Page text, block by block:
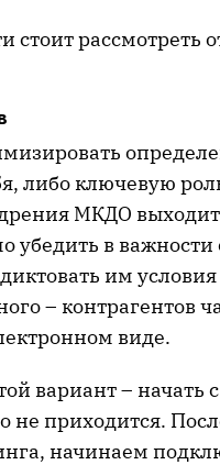
стоит рассмотреть
либо ключевую
МКДО
убедить в
им
– контрагентов
виде.
вариант – начать
не приходится.
начинаем